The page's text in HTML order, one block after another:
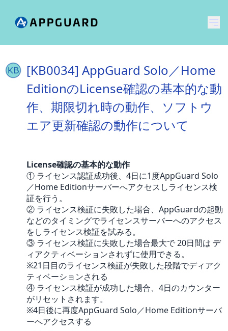
メ
[KB0034] AppGuard Solo／Home
EditionのLicense確認の基本的な動
作、期限切れ時の動作、ソフトウ
エア更新確認の動作について
License確認の基本的な動作
① ライセンス認証成功後、4日に1度AppGuard Solo
／Home Editionサーバーへアクセスしライセンス検
証を行う。
② ライセンス検証に失敗した場合、AppGuardの起動
などのタイミングでライセンスサーバーへのアクセス
をしライセンス検証を試みる。
③ ライセンス検証に失敗した場合最大で 20日間は デ
ィアクティベーションされずに使用できる。
※21日目のライセンス検証が失敗した段階でディアク
ティベーションされる
④ ライセンス検証が成功した場合、4日のカウンター
がリセットされます。
※4日後に再度AppGuard Solo／Home Editionサーバ
ーへアクセスする